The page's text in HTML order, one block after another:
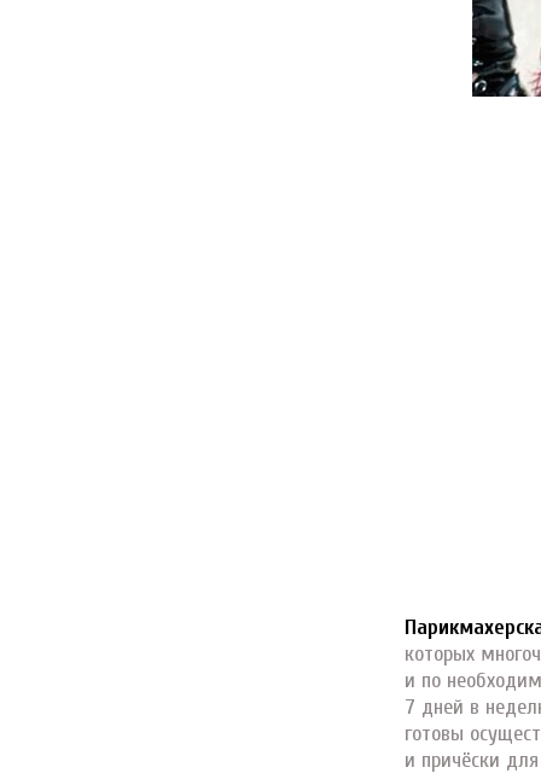
которых
и по
7 дней в
готовы
и причёски